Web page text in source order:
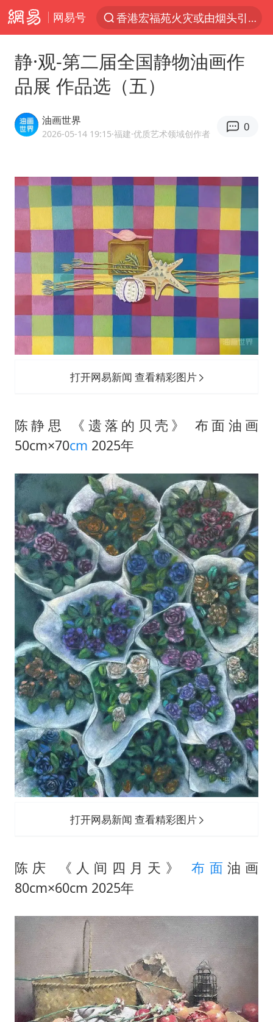
网易号
“China Cool”火了，老外爱上中国避暑游
浙江海事局启动Ⅰ级防台应急响应
预计“白海豚”明晚将在浙江舟山到福建福鼎一带沿海登陆
美股创4月份以来最大单周涨幅
台州《告全体市民书》：非必要不外出
光伏八巨头签署“不低于成本价”倡议
胡彦斌获《歌手2026》歌王
宇树王兴兴被问了360多个问题
79岁老人被城管撞倒后离世案一审开庭
静·观-第二届全国静物油画作
品展 作品选（五）
油画世界
2026-05-14 19:15·福建·优质艺术领域创作者
0
打开网易新闻 查看精彩图片
陈静思 《遗落的贝壳》 布面油画
50cm×70cm 2025年
打开网易新闻 查看精彩图片
陈庆 《人间四月天》布面 油画
80cm×60cm 2025年